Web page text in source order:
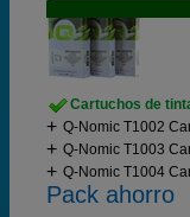
Cartuchos de
Q-Nomic T1002
Q-Nomic T1003
Q-Nomic T1004
Pack ahorro